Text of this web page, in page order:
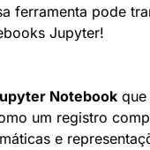
ferramenta pode
Jupyter!
Notebook
um registro
e